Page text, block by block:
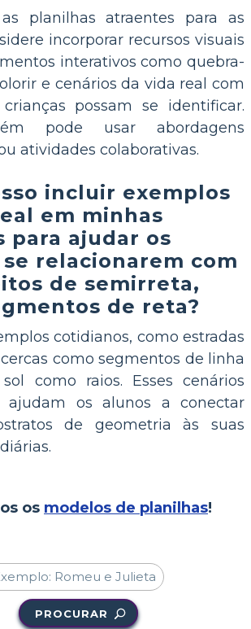
planilhas atraentes para as
incorporar recursos visuais
interativos como quebra-
e cenários da vida real com
possam se identificar.
pode usar abordagens
atividades colaborativas.
incluir exemplos
em minhas
para ajudar os
relacionarem com
de semirreta,
de reta?
cotidianos, como estradas
como segmentos de linha
como raios. Esses cenários
​​ajudam os alunos a conectar
de geometria às suas
os modelos de planilhas!
PROCURAR